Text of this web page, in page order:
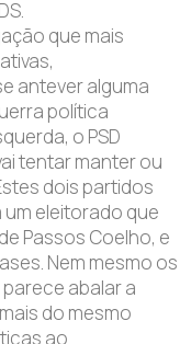
que mais
antever alguma
política
o PSD
tentar manter ou
dois partidos
eleitorado que
Passos Coelho, e
Nem mesmo os
abalar a
do mesmo
ao